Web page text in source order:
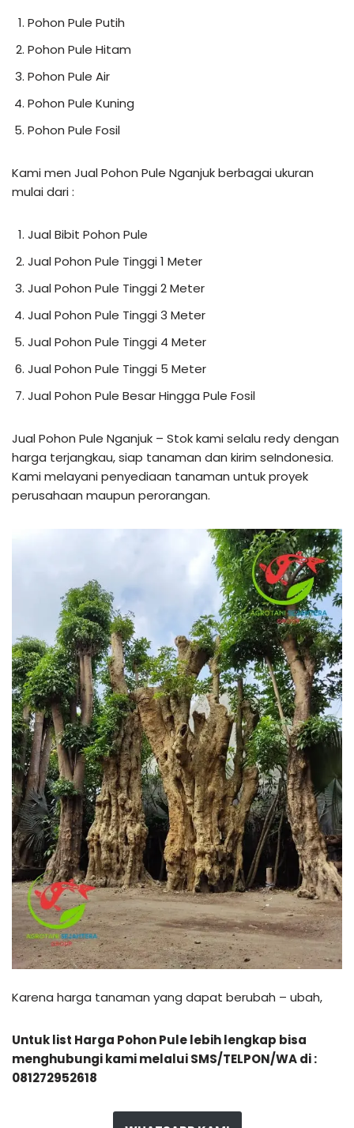
Pohon Pule Putih
Pohon Pule Hitam
Pohon Pule Air
Pohon Pule Kuning
Pohon Pule Fosil
Kami men Jual Pohon Pule Nganjuk berbagai ukuran
mulai dari :
Jual Bibit Pohon Pule
Jual Pohon Pule Tinggi 1 Meter
Jual Pohon Pule Tinggi 2 Meter
Jual Pohon Pule Tinggi 3 Meter
Jual Pohon Pule Tinggi 4 Meter
Jual Pohon Pule Tinggi 5 Meter
Jual Pohon Pule Besar Hingga Pule Fosil
Jual Pohon Pule Nganjuk – Stok kami selalu redy dengan
harga terjangkau, siap tanaman dan kirim seIndonesia.
Kami melayani penyediaan tanaman untuk proyek
perusahaan maupun perorangan.
Karena harga tanaman yang dapat berubah – ubah,
Untuk list Harga Pohon Pule lebih lengkap bisa
menghubungi kami melalui SMS/TELPON/WA di :
081272952618